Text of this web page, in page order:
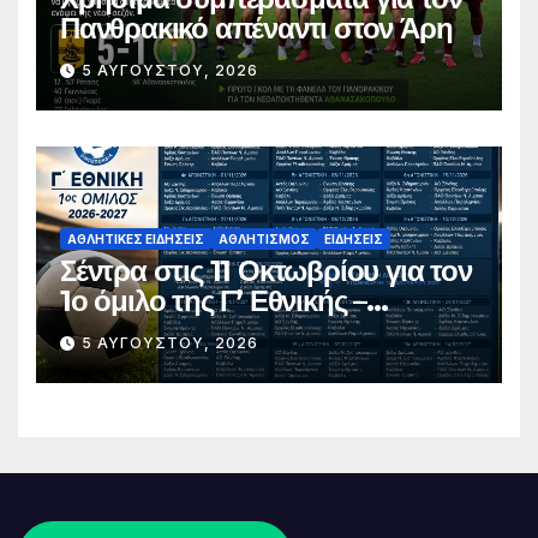
Πανθρακικό απέναντι στον Άρη
5 ΑΥΓΟΎΣΤΟΥ, 2026
ΑΘΛΗΤΙΚΈΣ ΕΙΔΉΣΕΙΣ ΑΘΛΗΤΙΣΜΌΣ ΕΙΔΉΣΕΙΣ
Σέντρα στις 11 Οκτωβρίου για τον
1ο όμιλο της Γ’ Εθνικής –
Ανακοινώθηκε το πλήρες
πρόγραμμα
5 ΑΥΓΟΎΣΤΟΥ, 2026